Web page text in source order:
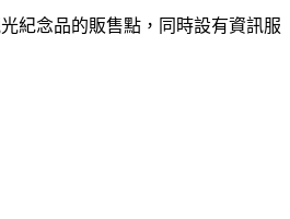
紀念品的販售點，同時設有資訊服